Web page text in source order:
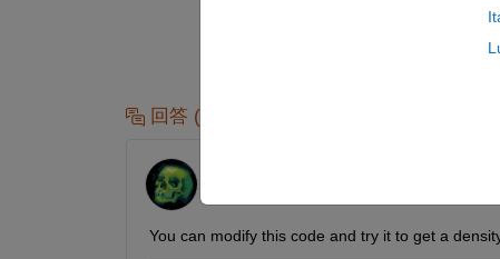
回答 (1 件)
You can modify this code and try it to get a